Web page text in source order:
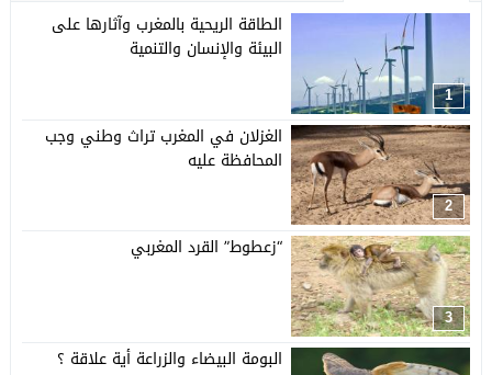
1
الطاقة الريحية بالمغرب وآثارها على
البيئة والإنسان والتنمية
2
الغزلان في المغرب تراث وطني وجب
المحافظة عليه
3
“زعطوط” القرد المغربي
البومة البيضاء والزراعة أية علاقة ؟